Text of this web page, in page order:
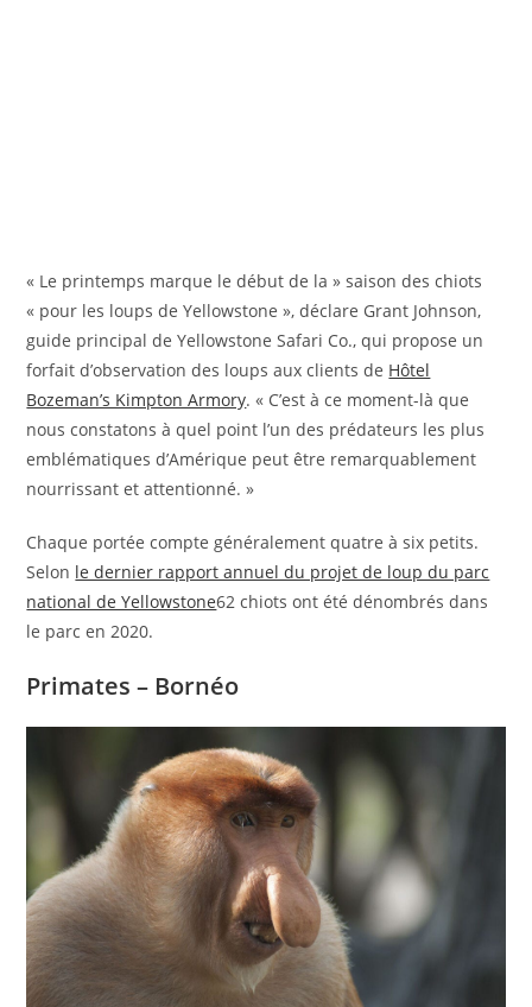
« Le printemps marque le début de la » saison des chiots
« pour les loups de Yellowstone », déclare Grant Johnson,
guide principal de Yellowstone Safari Co., qui propose un
forfait d’observation des loups aux clients de Hôtel
Bozeman’s Kimpton Armory. « C’est à ce moment-là que
nous constatons à quel point l’un des prédateurs les plus
emblématiques d’Amérique peut être remarquablement
nourrissant et attentionné. »
Chaque portée compte généralement quatre à six petits.
Selon le dernier rapport annuel du projet de loup du parc
national de Yellowstone62 chiots ont été dénombrés dans
le parc en 2020.
Primates – Bornéo